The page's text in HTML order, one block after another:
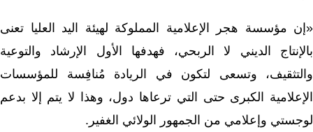
«إن مؤسسة هجر الإعلامية المملوكة لهيئة اليد العليا تعنى
بالإنتاج الديني لا الربحي، فهدفها الأول الإرشاد والتوعية
والتثقيف، وتسعى لتكون في الريادة مُنافِسة للمؤسسات
الإعلامية الكبرى حتى التي ترعاها دول، وهذا لا يتم إلا بدعم
لوجستي وإعلامي من الجمهور الولائي الغفير.